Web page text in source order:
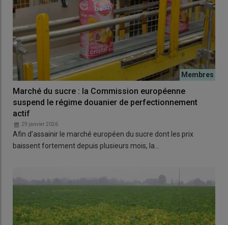
Marché du sucre : la Commission européenne
suspend le régime douanier de perfectionnement
actif
29 janvier 2026
Afin d’assainir le marché européen du sucre dont les prix
baissent fortement depuis plusieurs mois, la…